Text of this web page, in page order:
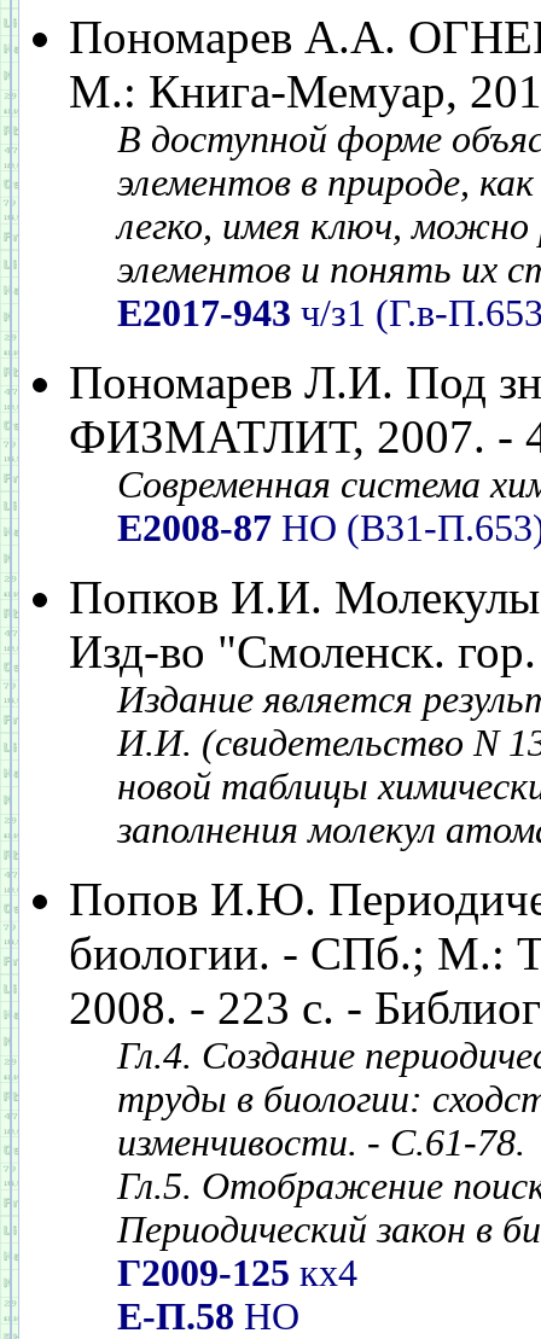
Пономарев А.А.
М.: Книга-Мемуар,
В доступной форме
элементов в природе,
легко, имея ключ, можно
элементов и понять их
Е2017-943 ч/з1 (Г.в-
Пономарев Л.И. Под
ФИЗМАТЛИТ, 2007. -
Современная система
Е2008-87 НО (В31-
Попков И.И. Молекулы
Изд-во "Смоленск.
Издание является
И.И. (свидетельство N
новой таблицы
заполнения молекул
Попов И.Ю.
биологии. - СПб.; М.:
2008. - 223 с. -
Гл.4. Создание
труды в биологии:
изменчивости. - С.61-78.
Гл.5. Отображение
Периодический закон в
Г2009-125 кх4
Е-П.58 НО